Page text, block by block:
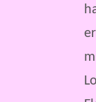
er